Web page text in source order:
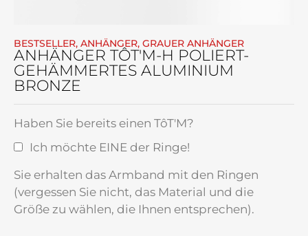
BESTSELLER, ANHÄNGER, GRAUER ANHÄNGER
ANHÄNGER TÔT'M-H POLIERT-
GEHÄMMERTES ALUMINIUM
BRONZE
Haben Sie bereits einen TôT'M?
Ich möchte EINE der Ringe!
Sie erhalten das Armband mit den Ringen
(vergessen Sie nicht, das Material und die
Größe zu wählen, die Ihnen entsprechen).